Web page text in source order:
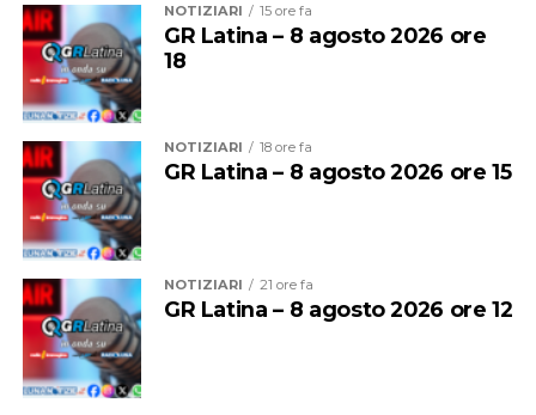
Per entrambe le giornate sarà quindi vietato
campeggiare e accendere fuochi o falò
spiagge del litorale comunale.
NOTIZIARI 15 ore fa
GR Latina – 8 agosto 2026 ore
18
NOTIZIARI 18 ore fa
GR Latina – 8 agosto 2026 ore 15
NOTIZIARI 21 ore fa
GR Latina – 8 agosto 2026 ore 12